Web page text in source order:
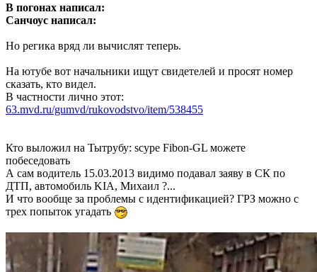
В погонах написал:
Санчоус написал:
Но регика вряд ли вычислят теперь.
На ютубе вот начальники ищут свидетелей и просят номер
сказать, кто видел.
В частности лично этот:
63.mvd.ru/gumvd/rukovodstvo/item/538455
Кто выложил на Тытрубу: scype Fibon-GL можете
побеседовать
А сам водитель 15.03.2013 видимо подавал заяву в СК по
ДТП, автомобиль KIA, Михаил ?...
И что вообще за проблемы с идентификацией? ГРЗ можно с
трех попыток угадать